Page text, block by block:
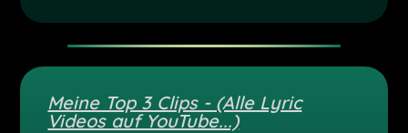
Meine Top 3 Clips - (Alle Lyric
Videos auf YouTube...)